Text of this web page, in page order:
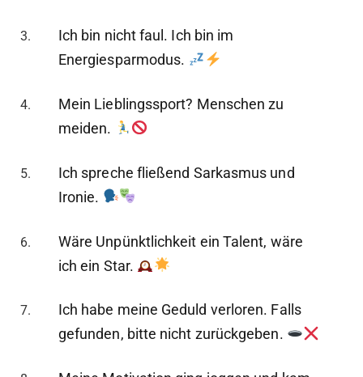
Ich bin nicht faul. Ich bin im
Energiesparmodus.
Mein Lieblingssport? Menschen zu
meiden.
Ich spreche fließend Sarkasmus und
Ironie.
Wäre Unpünktlichkeit ein Talent, wäre
ich ein Star.
Ich habe meine Geduld verloren. Falls
gefunden, bitte nicht zurückgeben.